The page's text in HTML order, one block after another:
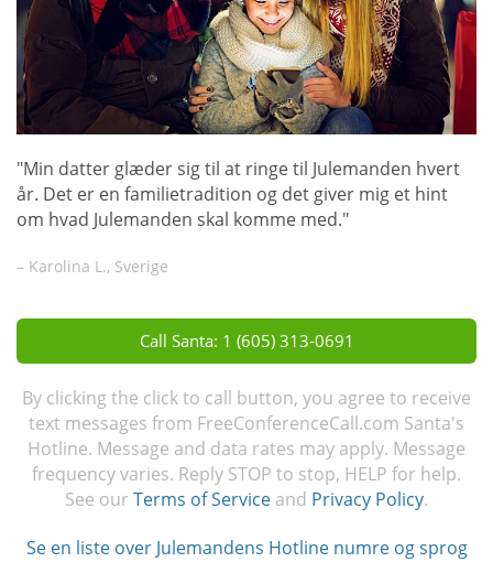
"Min datter glæder sig til at ringe til Julemanden hvert
år. Det er en familietradition og det giver mig et hint
om hvad Julemanden skal komme med."
– Karolina L., Sverige
Call Santa: 1 (605) 313-0691
By clicking the click to call button, you agree to receive
text messages from FreeConferenceCall.com Santa's
Hotline. Message and data rates may apply. Message
frequency varies. Reply STOP to stop, HELP for help.
See our Terms of Service and Privacy Policy.
Se en liste over Julemandens Hotline numre og sprog